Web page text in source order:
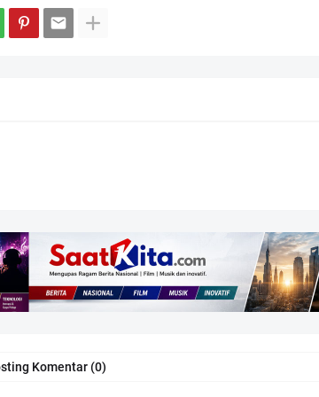
Komentar (0)